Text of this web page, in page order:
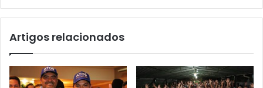
Artigos relacionados